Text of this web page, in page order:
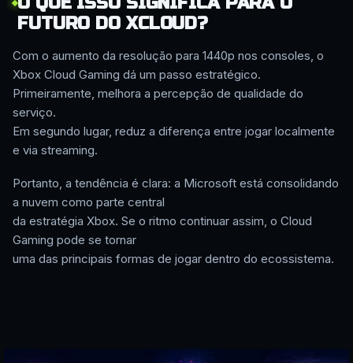
FUTURO DO XCLOUD?
Com o aumento da resolução para 1440p nos consoles, o
Xbox Cloud Gaming dá um passo estratégico.
Primeiramente, melhora a percepção de qualidade do
serviço.
Em segundo lugar, reduz a diferença entre jogar localmente
e via streaming.
Portanto, a tendência é clara: a Microsoft está consolidando
a nuvem como parte central
da estratégia Xbox. Se o ritmo continuar assim, o Cloud
Gaming pode se tornar
uma das principais formas de jogar dentro do ecossistema.